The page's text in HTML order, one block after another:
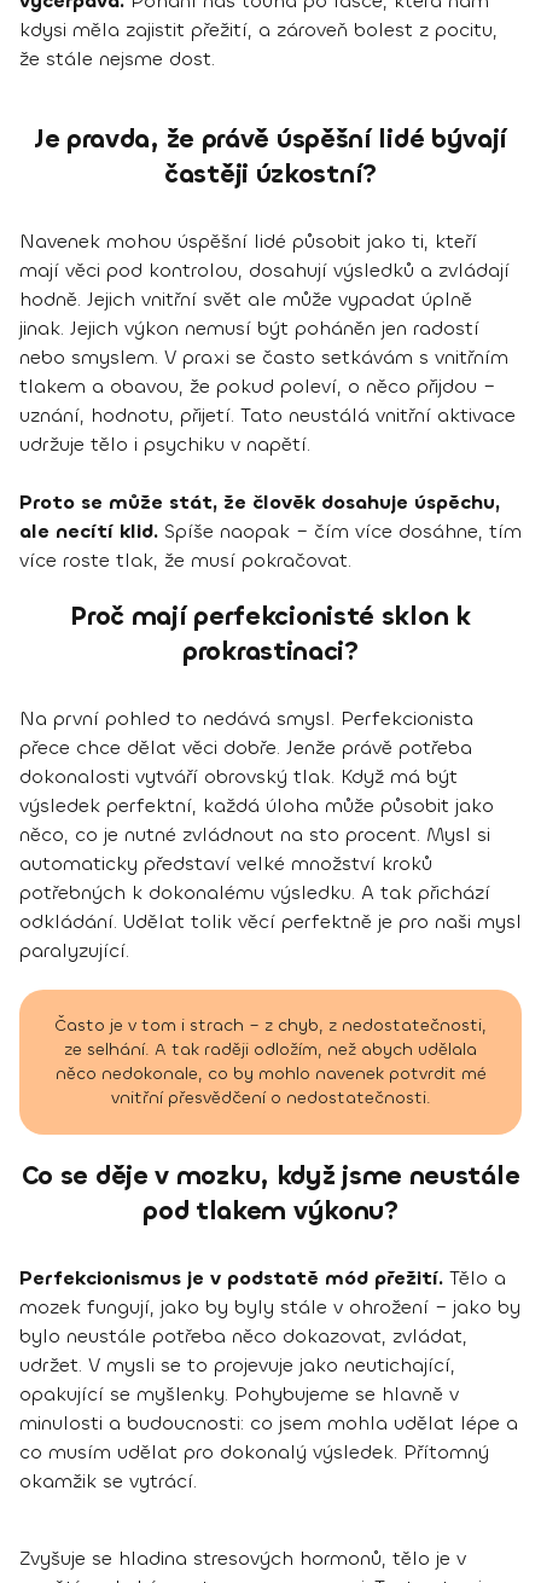
kdysi měla zajistit přežití, a zároveň bolest z pocitu,
že stále nejsme dost.
Je pravda, že právě úspěšní lidé bývají
častěji úzkostní?
Navenek mohou úspěšní lidé působit jako ti, kteří
mají věci pod kontrolou, dosahují výsledků a zvládají
hodně. Jejich vnitřní svět ale může vypadat úplně
jinak. Jejich výkon nemusí být poháněn jen radostí
nebo smyslem. V praxi se často setkávám s vnitřním
tlakem a obavou, že pokud poleví, o něco přijdou –
uznání, hodnotu, přijetí. Tato neustálá vnitřní aktivace
udržuje tělo i psychiku v napětí.
Proto se může stát, že člověk dosahuje úspěchu,
ale necítí klid. Spíše naopak – čím více dosáhne, tím
více roste tlak, že musí pokračovat.
Proč mají perfekcionisté sklon k
prokrastinaci?
Na první pohled to nedává smysl. Perfekcionista
přece chce dělat věci dobře. Jenže právě potřeba
dokonalosti vytváří obrovský tlak. Když má být
výsledek perfektní, každá úloha může působit jako
něco, co je nutné zvládnout na sto procent. Mysl si
automaticky představí velké množství kroků
potřebných k dokonalému výsledku. A tak přichází
odkládání. Udělat tolik věcí perfektně je pro naši mysl
paralyzující.
Často je v tom i strach – z chyb, z nedostatečnosti,
ze selhání. A tak raději odložím, než abych udělala
něco nedokonale, co by mohlo navenek potvrdit mé
vnitřní přesvědčení o nedostatečnosti.
Co se děje v mozku, když jsme neustále
pod tlakem výkonu?
Perfekcionismus je v podstatě mód přežití. Tělo a
mozek fungují, jako by byly stále v ohrožení – jako by
bylo neustále potřeba něco dokazovat, zvládat,
udržet. V mysli se to projevuje jako neutichající,
opakující se myšlenky. Pohybujeme se hlavně v
minulosti a budoucnosti: co jsem mohla udělat lépe a
co musím udělat pro dokonalý výsledek. Přítomný
okamžik se vytrácí.
Zvyšuje se hladina stresových hormonů, tělo je v